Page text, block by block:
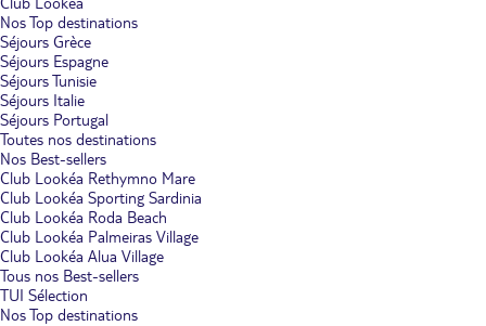
Nos Top destinations
Séjours Grèce
Séjours Espagne
Séjours Tunisie
Séjours Italie
Séjours Portugal
Toutes nos destinations
Nos Best-sellers
Club Lookéa Rethymno Mare
Club Lookéa Sporting Sardinia
Club Lookéa Roda Beach
Club Lookéa Palmeiras Village
Club Lookéa Alua Village
Tous nos Best-sellers
TUI Sélection
Nos Top destinations